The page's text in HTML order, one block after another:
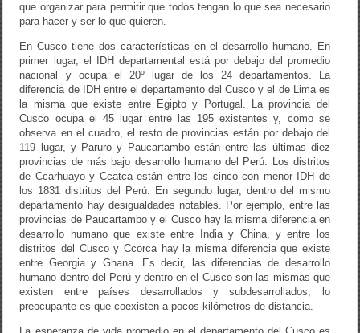
que organizar para permitir que todos tengan lo que sea necesario
para hacer y ser lo que quieren.
En Cusco tiene dos características en el desarrollo humano. En
primer lugar, el IDH departamental está por debajo del promedio
nacional y ocupa el 20º lugar de los 24 departamentos. La
diferencia de IDH entre el departamento del Cusco y el de Lima es
la misma que existe entre Egipto y Portugal. La provincia del
Cusco ocupa el 45 lugar entre las 195 existentes y, como se
observa en el cuadro, el resto de provincias están por debajo del
119 lugar, y Paruro y Paucartambo están entre las últimas diez
provincias de más bajo desarrollo humano del Perú. Los distritos
de Ccarhuayo y Ccatca están entre los cinco con menor IDH de
los 1831 distritos del Perú. En segundo lugar, dentro del mismo
departamento hay desigualdades notables. Por ejemplo, entre las
provincias de Paucartambo y el Cusco hay la misma diferencia en
desarrollo humano que existe entre India y China, y entre los
distritos del Cusco y Ccorca hay la misma diferencia que existe
entre Georgia y Ghana. Es decir, las diferencias de desarrollo
humano dentro del Perú y dentro en el Cusco son las mismas que
existen entre países desarrollados y subdesarrollados, lo
preocupante es que coexisten a pocos kilómetros de distancia.
La esperanza de vida promedio en el departamento del Cusco es